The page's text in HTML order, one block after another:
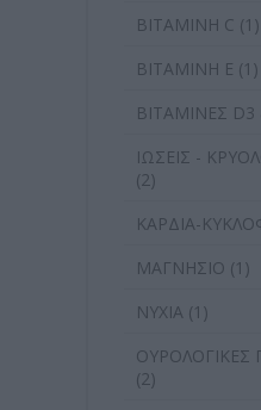
ΒΙΤΑΜΙΝΗ C (1)
ΒΙΤΑΜΙΝΗ Ε (1)
ΒΙΤΑΜΙΝΕΣ D3
ΙΩΣΕΙΣ -
(2)
ΚΑΡΔΙΑ-
ΜΑΓΝΗΣΙΟ (1)
ΝΥΧΙΑ (1)
ΟΥΡΟΛΟΓΙΚΕΣ
(2)